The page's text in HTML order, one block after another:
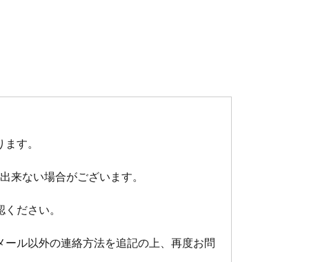
す。
来ない場合がございます。
ださい。
ル以外の連絡方法を追記の上、再度お問